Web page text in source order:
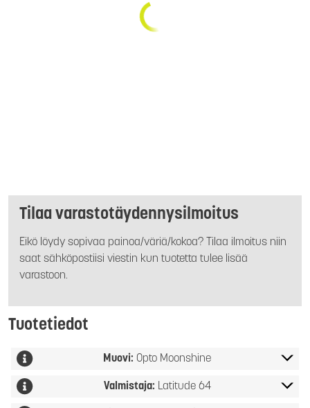
Tilaa varastotäydennysilmoitus
Eikö löydy sopivaa painoa/väriä/kokoa? Tilaa ilmoitus niin
saat sähköpostiisi viestin kun tuotetta tulee lisää
varastoon.
Tuotetiedot
Muovi: Opto Moonshine
Valmistaja: Latitude 64